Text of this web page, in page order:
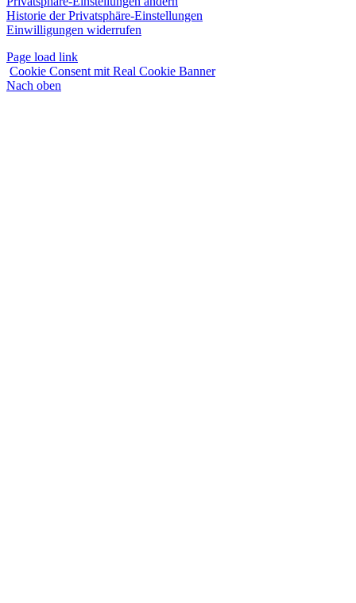
Historie der Privatsphäre-Einstellungen
Einwilligungen widerrufen
Page load link
Cookie Consent mit Real Cookie Banner
Nach oben